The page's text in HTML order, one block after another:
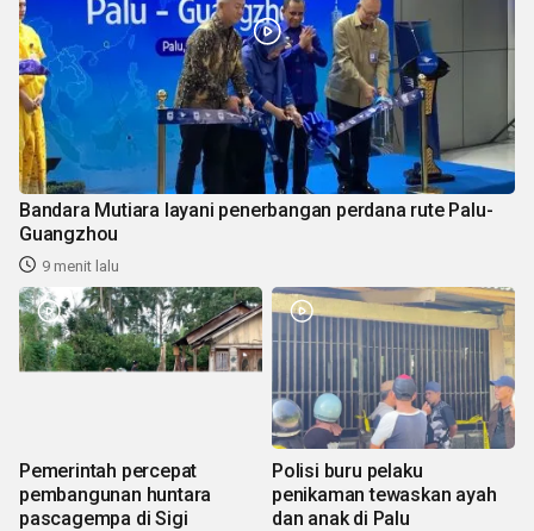
Bandara Mutiara layani penerbangan perdana rute Palu-
Guangzhou
9 menit lalu
Pemerintah percepat
pembangunan huntara
pascagempa di Sigi
Polisi buru pelaku
penikaman tewaskan ayah
dan anak di Palu